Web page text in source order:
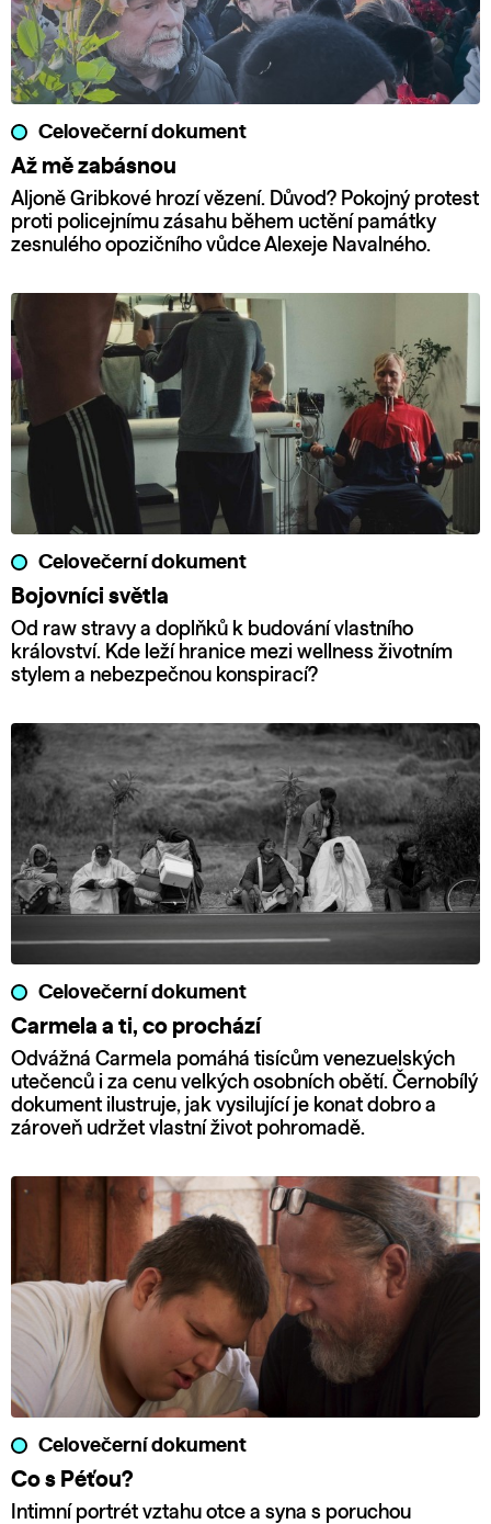
Celovečerní dokument
Až mě zabásnou
Aljoně Gribkové hrozí vězení. Důvod? Pokojný protest
proti policejnímu zásahu během uctění památky
zesnulého opozičního vůdce Alexeje Navalného.
Celovečerní dokument
Bojovníci světla
Od raw stravy a doplňků k budování vlastního
království. Kde leží hranice mezi wellness životním
stylem a nebezpečnou konspirací?
Celovečerní dokument
Carmela a ti, co prochází
Odvážná Carmela pomáhá tisícům venezuelských
utečenců i za cenu velkých osobních obětí. Černobílý
dokument ilustruje, jak vysilující je konat dobro a
zároveň udržet vlastní život pohromadě.
Celovečerní dokument
Co s Péťou?
Intimní portrét vztahu otce a syna s poruchou